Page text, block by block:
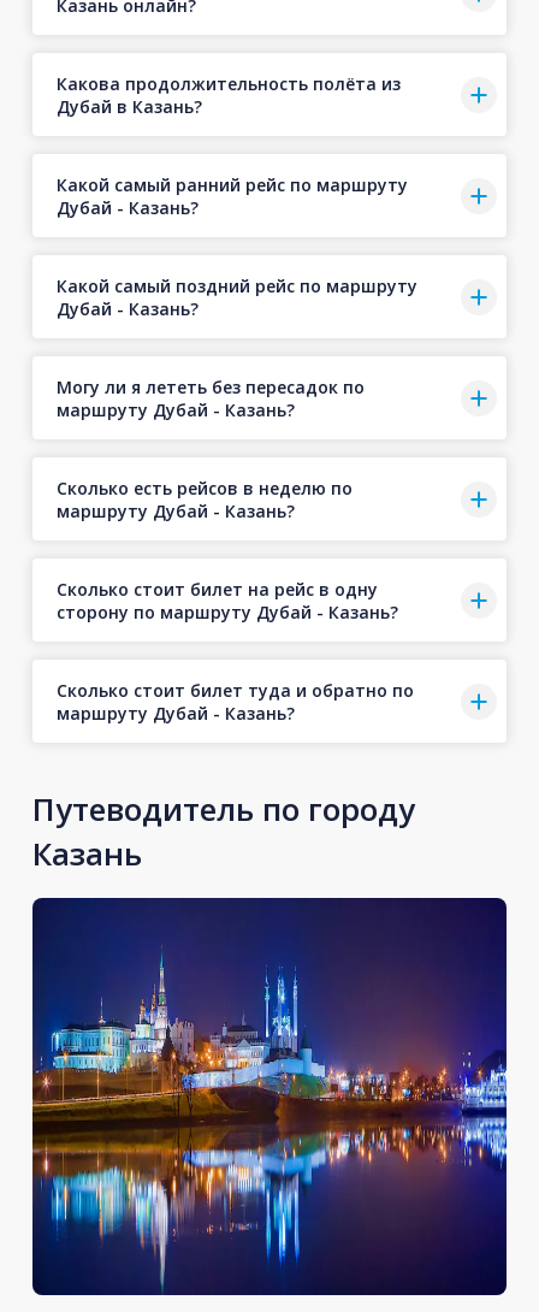
Казань онлайн?
Какова продолжительность полёта из
Дубай в Казань?
Какой самый ранний рейс по маршруту
Дубай - Казань?
Какой самый поздний рейс по маршруту
Дубай - Казань?
Могу ли я лететь без пересадок по
маршруту Дубай - Казань?
Сколько есть рейсов в неделю по
маршруту Дубай - Казань?
Сколько стоит билет на рейс в одну
сторону по маршруту Дубай - Казань?
Сколько стоит билет туда и обратно по
маршруту Дубай - Казань?
Путеводитель по городу
Казань